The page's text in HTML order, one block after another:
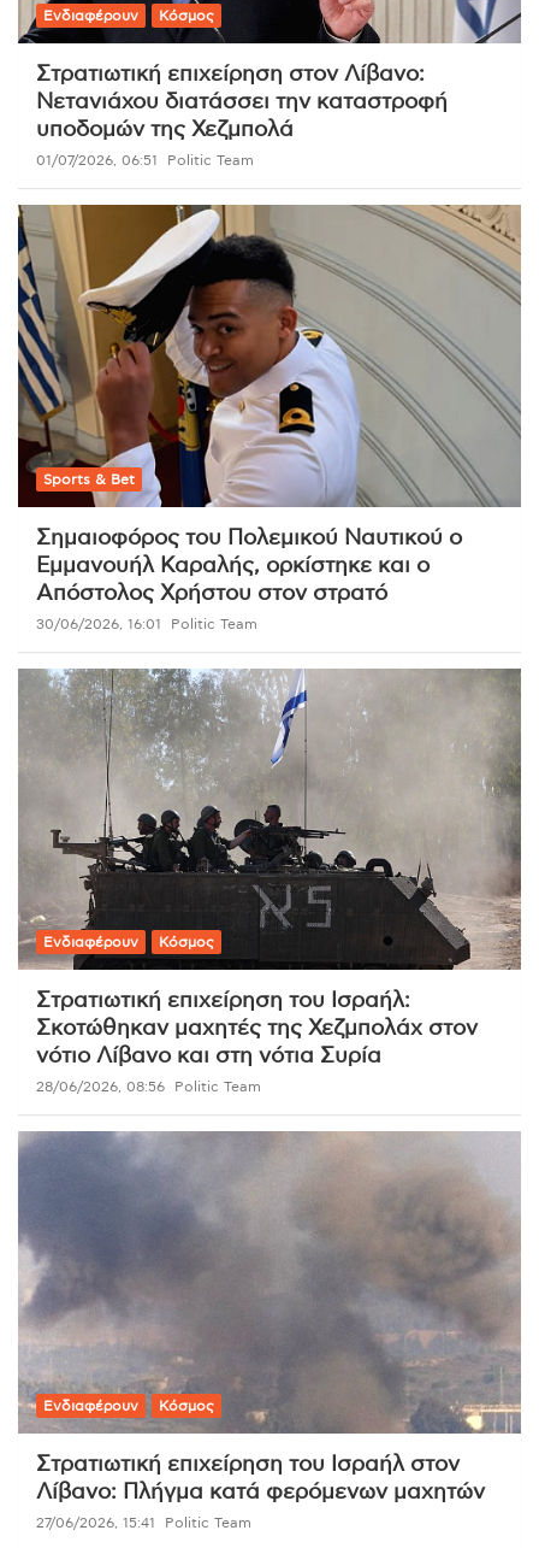
Ενδιαφέρουν Κόσμος
Στρατιωτική επιχείρηση στον Λίβανο:
Νετανιάχου διατάσσει την καταστροφή
υποδομών της Χεζμπολά
01/07/2026, 06:51 Politic Team
Sports & Bet
Σημαιοφόρος του Πολεμικού Ναυτικού ο
Εμμανουήλ Καραλής, ορκίστηκε και ο
Απόστολος Χρήστου στον στρατό
30/06/2026, 16:01 Politic Team
Ενδιαφέρουν Κόσμος
Στρατιωτική επιχείρηση του Ισραήλ:
Σκοτώθηκαν μαχητές της Χεζμπολάχ στον
νότιο Λίβανο και στη νότια Συρία
28/06/2026, 08:56 Politic Team
Ενδιαφέρουν Κόσμος
Στρατιωτική επιχείρηση του Ισραήλ στον
Λίβανο: Πλήγμα κατά φερόμενων μαχητών
27/06/2026, 15:41 Politic Team